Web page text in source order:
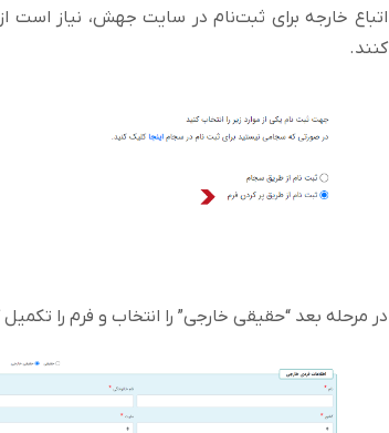
اتباع خارجه برای ثبت‌نام در سایت جهش، نیاز است
کنند.
در مرحله بعد “حقیقی خارجی” را انتخاب و فرم را